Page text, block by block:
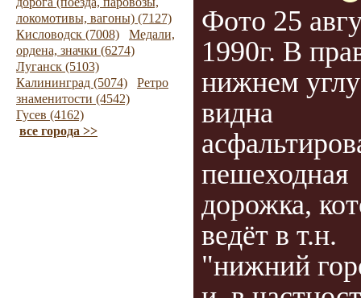
локомотивы, вагоны) (7127)
Кисловодск (7008)
Медали,
ордена, значки (6274)
Луганск (5103)
Калининград (5074)
Ретро
знаменитости (4542)
Гусев (4162)
все города >>
Фото 25
1990г. В
нижнем углу
видна
пешеходная
дорожка,
ведёт в т.н.
"нижний